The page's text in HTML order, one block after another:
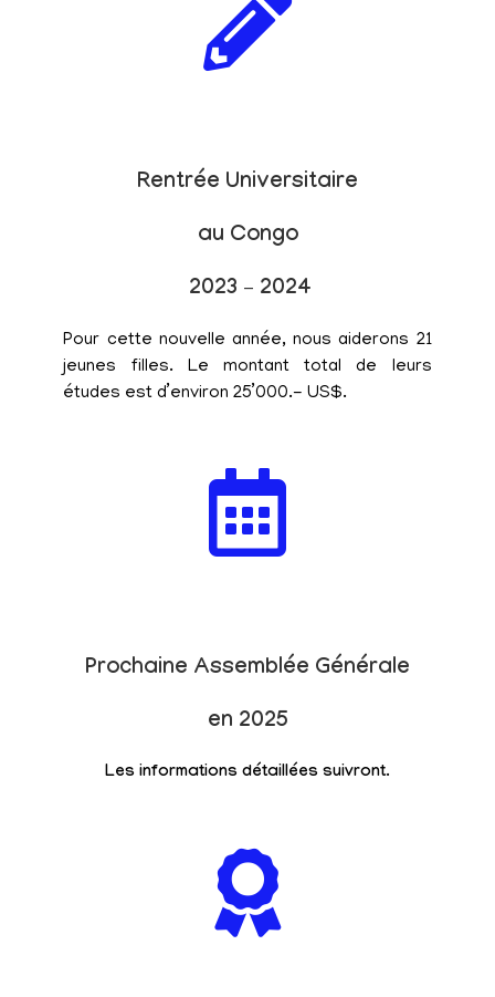
Rentrée Universitaire
au Congo
2023 – 2024
Pour cette nouvelle année, nous aiderons 21
jeunes filles. Le montant total de leurs
études est d’environ 25’000.- US$.
Prochaine Assemblée Générale
en 2025
Les informations détaillées suivront.